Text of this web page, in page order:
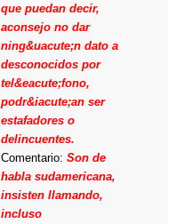
que puedan decir,
aconsejo no dar
ning&uacute;n dato a
desconocidos por
tel&eacute;fono,
podr&iacute;an ser
estafadores o
delincuentes.
Comentario:Son de
habla sudamericana,
insisten llamando,
incluso